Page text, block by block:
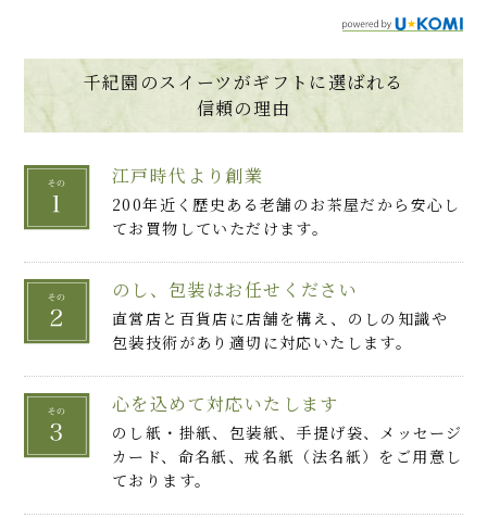
千紀園のスイーツがギフトに選ばれる
信頼の理由
江戸時代より創業
200年近く歴史ある老舗のお茶屋だから安心し
てお買物していただけます。
のし、包装はお任せください
直営店と百貨店に店舗を構え、のしの知識や
包装技術があり適切に対応いたします。
心を込めて対応いたします
のし紙・掛紙、包装紙、手提げ袋、メッセージ
カード、命名紙、戒名紙（法名紙）をご用意し
ております。